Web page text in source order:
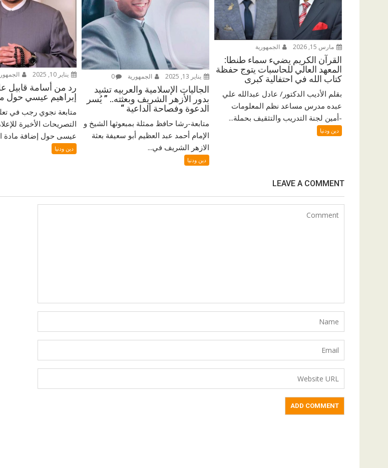
مارس 15, 2026 الجمهورية
القرآن الكريم يضيء سماء طنطا:
المعهد العالي للحاسبات يتوج حفظة
كتاب الله في احتفالية كبرى
بقلم الأديب الدكتور/ عادل عبدالله علي
عبده مدرس مساعد نظم المعلومات
-أمين لجنة التدريب والتثقيف بحملة...
دين ودنيا
يناير 13, 2025 الجمهورية 0
الجاليات الإسلامية والعربيه تشيد
بدور الأزهر الشريف وبعثته.. ” يُسر
الدعوة وفصاحة الداعية “
متابعة-رشا حافظ ممثلة بمبعوثها الشيخ و
الإمام أحمد عبد العظيم أبو سعيفة بعثة
الازهر الشريف في...
دين ودنيا
يناير 10, 2025
رد من أسامة قابيل
إبراهيم عيسي حول
متابعة نجوي رجب في
التصريحات الأخيرة
عيسى حول إضافة مادة
دين ودنيا
LEAVE A COMMENT